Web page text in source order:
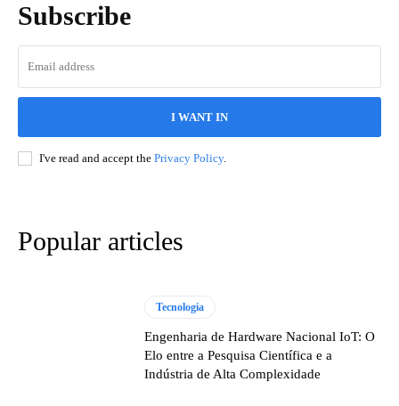
Subscribe
I WANT IN
I've read and accept the Privacy Policy.
Popular articles
Tecnologia
Engenharia de Hardware Nacional IoT: O
Elo entre a Pesquisa Científica e a
Indústria de Alta Complexidade